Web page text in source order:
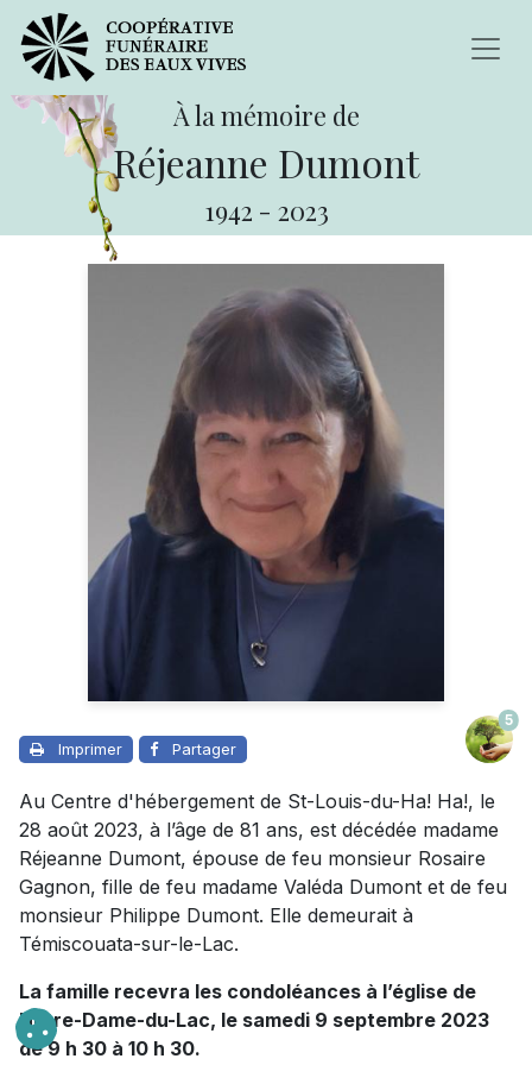
À la mémoire de
Réjeanne Dumont
1942 - 2023
Imprimer Partager
5
Au Centre d'hébergement de St-Louis-du-Ha! Ha!, le
28 août 2023, à l’âge de 81 ans, est décédée madame
Réjeanne Dumont, épouse de feu monsieur Rosaire
Gagnon, fille de feu madame Valéda Dumont et de feu
monsieur Philippe Dumont. Elle demeurait à
Témiscouata-sur-le-Lac.
La famille recevra les condoléances à l’église de
Notre-Dame-du-Lac, le samedi 9 septembre 2023
de 9 h 30 à 10 h 30.